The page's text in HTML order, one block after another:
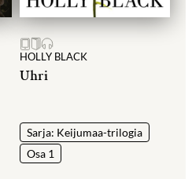
HOLLY BLACK
Uhri
Sarja: Keijumaa-trilogia
Osa 1